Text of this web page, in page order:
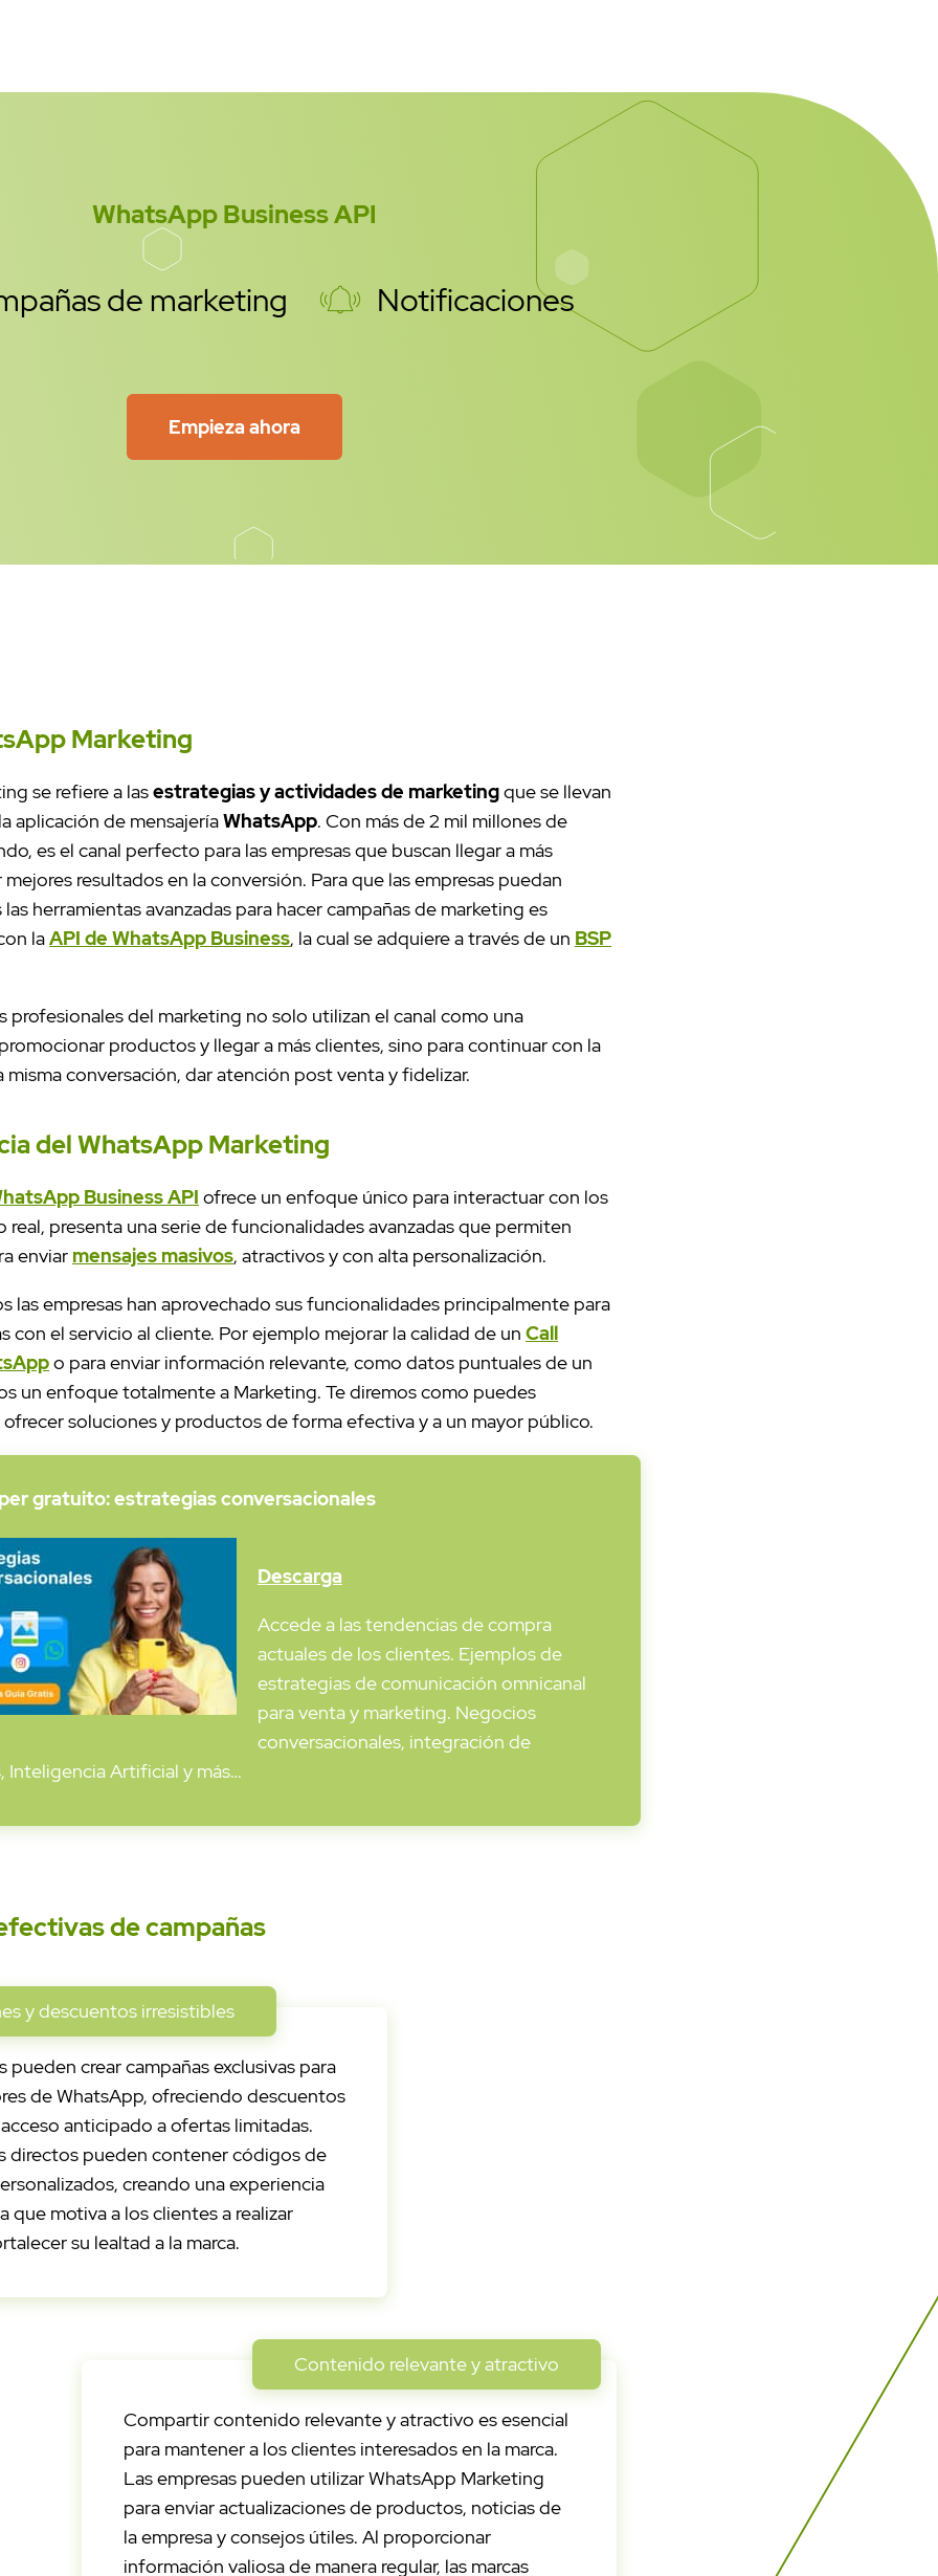
WhatsApp Business API
de marketing Notificaciones
Empieza ahora
Marketing
se refiere a lasestrategias y actividades de marketingque se llevan
aplicación de mensajeríaWhatsApp. Con más de 2 mil millones de
es el canal perfecto para las empresas que buscan llegar a más
resultados en la conversión. Para que las empresas puedan
herramientas avanzadas para hacer campañas de marketing es
laAPI de WhatsApp Business, la cual se adquiere a través de un BSP
profesionales del marketing no solo utilizan el canal como una
productos y llegar a más clientes, sino para continuar con la
conversación, dar atención post venta y fidelizar.
del WhatsApp Marketing
Business API ofrece un enfoque único para interactuar con los
presenta una serie de funcionalidades avanzadas que permiten
enviar mensajes masivos, atractivos y con alta personalización.
las empresas han aprovechado sus funcionalidades principalmente para
con el servicio al cliente. Por ejemplo mejorar la calidad de un Call
o para enviar información relevante, como datos puntuales de un
un enfoque totalmente a Marketing. Te diremos como puedes
ofrecer soluciones y productos de forma efectiva y a un mayor público.
gratuito: estrategias conversacionales
Descarga
Accede a las tendencias de compra
actuales de los clientes. Ejemplos de
estrategias de comunicación omnicanal
para venta y marketing. Negocios
conversacionales, integración de
Inteligencia Artificial y más…
de campañas
y descuentos irresistibles
pueden crear campañas exclusivas para
de WhatsApp, ofreciendo descuentos
anticipado a ofertas limitadas.
directos pueden contener códigos de
creando una experiencia
que motiva a los clientes a realizar
su lealtad a la marca.
Contenido relevante y atractivo
Compartir contenido relevante y atractivo es esencial
para mantener a los clientes interesados en la marca.
Las empresas pueden utilizar WhatsApp Marketing
para enviar actualizaciones de productos, noticias de
la empresa y consejos útiles. Al proporcionar
información valiosa de manera regular, las marcas